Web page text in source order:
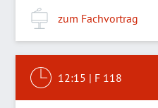
zum Fachvortrag
12:15 | F 118